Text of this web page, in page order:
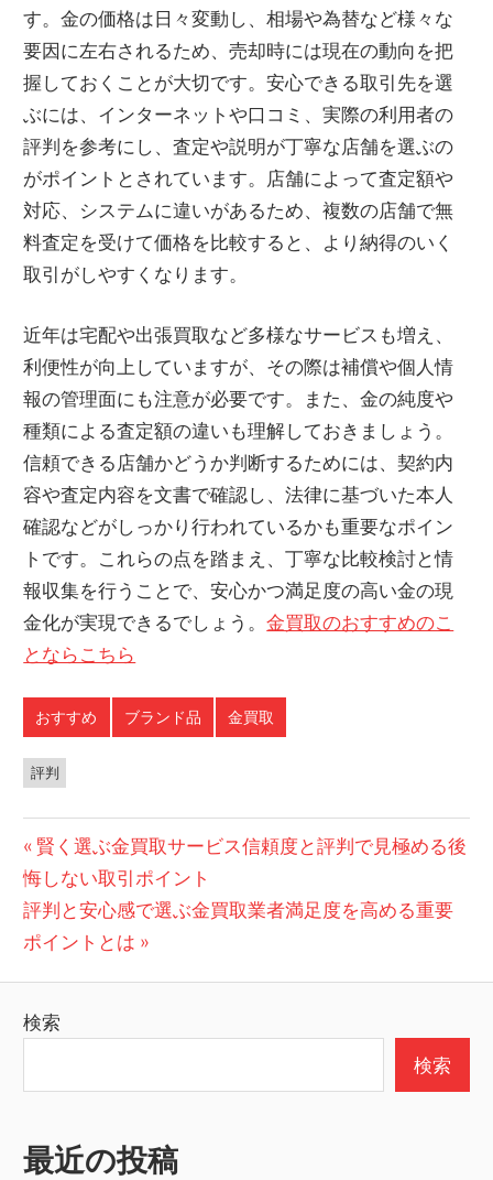
す。金の価格は日々変動し、相場や為替など様々な
要因に左右されるため、売却時には現在の動向を把
握しておくことが大切です。安心できる取引先を選
ぶには、インターネットや口コミ、実際の利用者の
評判を参考にし、査定や説明が丁寧な店舗を選ぶの
がポイントとされています。店舗によって査定額や
対応、システムに違いがあるため、複数の店舗で無
料査定を受けて価格を比較すると、より納得のいく
取引がしやすくなります。
近年は宅配や出張買取など多様なサービスも増え、
利便性が向上していますが、その際は補償や個人情
報の管理面にも注意が必要です。また、金の純度や
種類による査定額の違いも理解しておきましょう。
信頼できる店舗かどうか判断するためには、契約内
容や査定内容を文書で確認し、法律に基づいた本人
確認などがしっかり行われているかも重要なポイン
トです。これらの点を踏まえ、丁寧な比較検討と情
報収集を行うことで、安心かつ満足度の高い金の現
金化が実現できるでしょう。金買取のおすすめのこ
とならこちら
おすすめ ブランド品 金買取
評判
投
稿
ナ
ビ
ゲ
ョ
前
の
投
稿:
賢く選ぶ金買取サービス信頼度と評判で見極める後
悔しない取引ポイント
次
の
評判と安心感で選ぶ金買取業者満足度を高める重要
ポイントとは
検索
検索
最近の投稿